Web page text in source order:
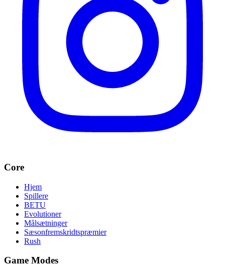
Core
Hjem
Spillere
BETU
Evolutioner
Målsætninger
Sæsonfremskridtspræmier
Rush
Game Modes